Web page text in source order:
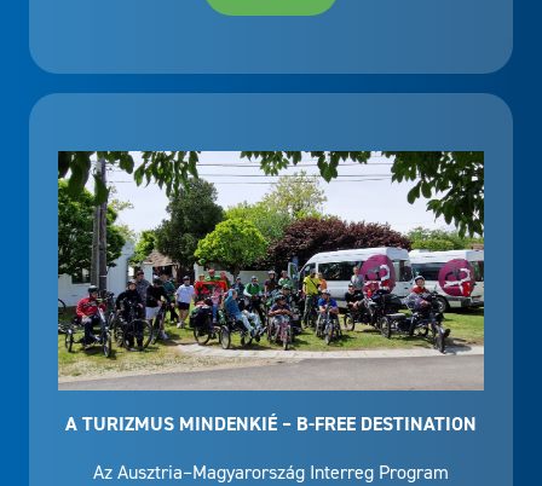
A TURIZMUS MINDENKIÉ – B-FREE DESTINATION
Az Ausztria–Magyarország Interreg Program